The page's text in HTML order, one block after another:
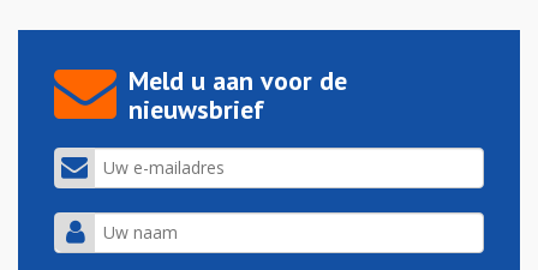
Meld u aan voor de
nieuwsbrief